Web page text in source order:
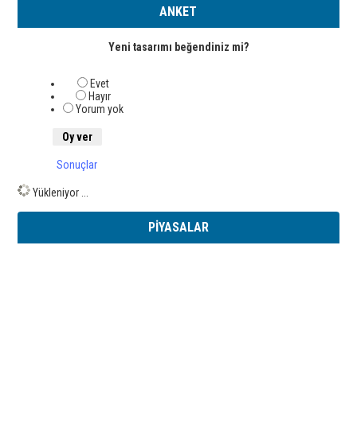
ANKET
Yeni tasarımı beğendiniz mi?
Evet
Hayır
Yorum yok
Sonuçlar
Yükleniyor ...
PİYASALAR